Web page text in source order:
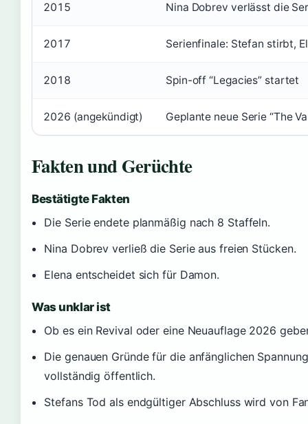
2015 Nina Dobrev verlässt die
2017 Serienfinale: Stefan stirbt,
2018 Spin-off “Legacies” startet
2026 (angekündigt) Geplante neue Serie “The
Fakten und Gerüchte
Bestätigte Fakten
Die Serie endete planmäßig nach 8 Staffeln.
Nina Dobrev verließ die Serie aus freien Stücken.
Elena entscheidet sich für Damon.
Was unklar ist
Ob es ein Revival oder eine Neuauflage 2026
Die genauen Gründe für die anfänglichen
vollständig öffentlich.
Stefans Tod als endgültiger Abschluss wird von